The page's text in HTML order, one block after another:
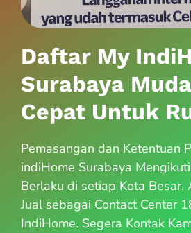
Daftar My
Surabaya
Cepat Untuk
Pemasangan dan Ketentuan
indiHome Surabaya
Berlaku di setiap Kota Besar.
Jual sebagai Contact Center
IndiHome. Segera Kontak